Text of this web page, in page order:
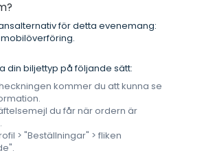
för detta evenemang:
din biljettyp på följande sätt:
kommer du att kunna se
du får när ordern är
> "Beställningar" > fliken